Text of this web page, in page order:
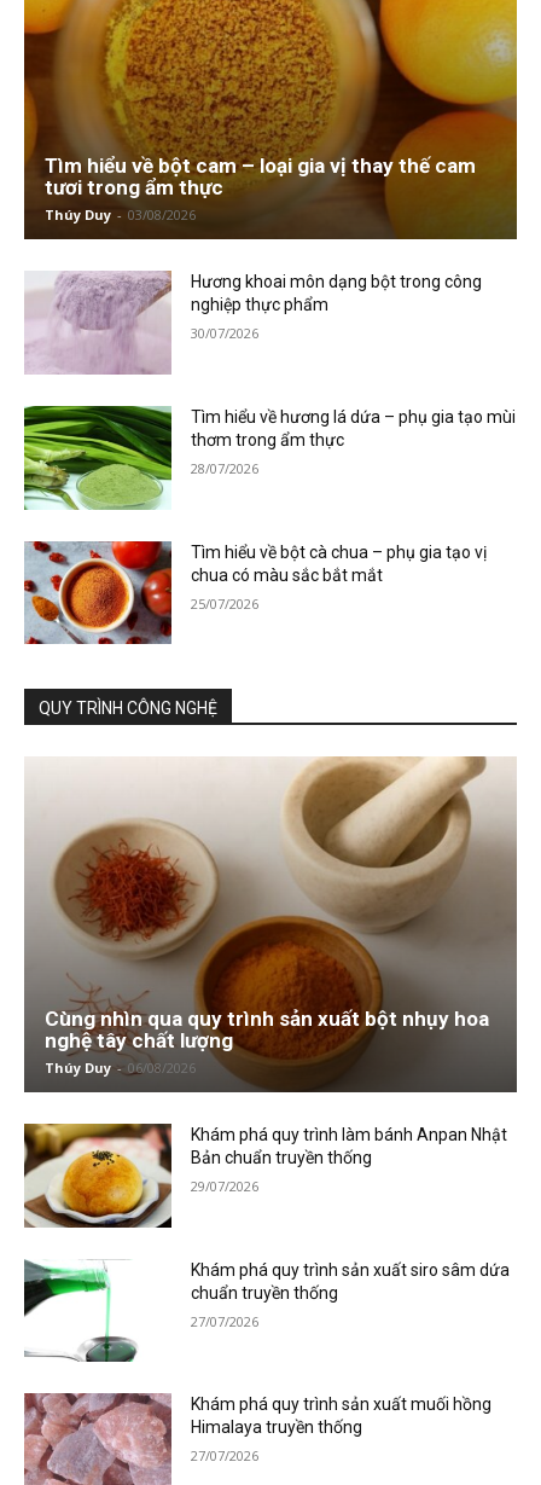
Tìm hiểu về bột cam – loại gia vị thay thế cam
tươi trong ẩm thực
Thúy Duy - 03/08/2026
Hương khoai môn dạng bột trong công
nghiệp thực phẩm
30/07/2026
Tìm hiểu về hương lá dứa – phụ gia tạo mùi
thơm trong ẩm thực
28/07/2026
Tìm hiểu về bột cà chua – phụ gia tạo vị
chua có màu sắc bắt mắt
25/07/2026
QUY TRÌNH CÔNG NGHỆ
Cùng nhìn qua quy trình sản xuất bột nhụy hoa
nghệ tây chất lượng
Thúy Duy - 06/08/2026
Khám phá quy trình làm bánh Anpan Nhật
Bản chuẩn truyền thống
29/07/2026
Khám phá quy trình sản xuất siro sâm dứa
chuẩn truyền thống
27/07/2026
Khám phá quy trình sản xuất muối hồng
Himalaya truyền thống
27/07/2026